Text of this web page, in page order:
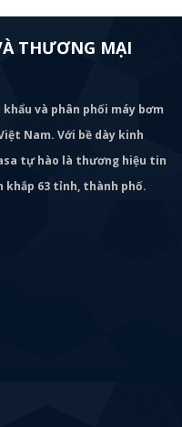
THƯƠNG MẠI
khẩu và phân phối máy bơm
Nam. Với bề dày kinh
tự hào là thương hiệu tin
khắp 63 tỉnh, thành phố.